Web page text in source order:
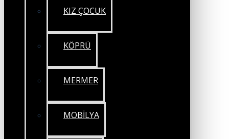
KIZ ÇOCUK
KÖPRÜ
MERMER
MOBİLYA